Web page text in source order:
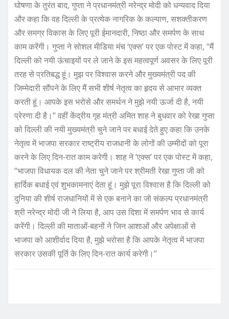
घोषणा के तुरंत बाद, गुप्ता ने प्रधानमंत्री नरेन्द्र मोदी को धन्यवाद दिया
और कहा कि वह दिल्ली के प्रत्येक नागरिक के कल्याण, सशक्तीकरण
और समग्र विकास के लिए पूरी ईमानदारी, निष्ठा और समर्पण के साथ
काम करेंगी। गुप्ता ने सोशल मीडिया मंच ‘एक्स’ पर एक पोस्ट में कहा, ‘‘मैं
दिल्ली को नयी ऊंचाइयों पर ले जाने के इस महत्वपूर्ण अवसर के लिए पूरी
तरह से प्रतिबद्ध हूं। मुझ पर विश्वास करने और मुख्यमंत्री पद की
जिम्मेदारी सौंपने के लिए मैं सभी शीर्ष नेतृत्व का हृदय से आभार व्यक्त
करती हूं। आपके इस भरोसे और समर्थन ने मुझे नयी ऊर्जा दी है, नयी
प्रेरणा दी है।’’ वहीं केंद्रीय गृह मंत्री अमित शाह ने बुधवार को रेखा गुप्ता
को दिल्ली की नयी मुख्यमंत्री चुने जाने पर बधाई देते हुए कहा कि उनके
नेतृत्व में भाजपा सरकार राष्ट्रीय राजधानी के लोगों की उम्मीदों को पूरा
करने के लिए दिन-रात काम करेगी। शाह ने ‘एक्स’ पर एक पोस्ट में कहा,
‘‘भाजपा विधायक दल की नेता चुने जाने पर श्रीमती रेखा गुप्ता जी को
हार्दिक बधाई एवं शुभकामनाएं देता हूं। मुझे पूरा विश्वास है कि दिल्ली को
दुनिया की शीर्ष राजधानियों में से एक बनाने का जो संकल्प प्रधानमंत्री
श्री नरेन्द्र मोदी जी ने लिया है, आप उस दिशा में समर्पण भाव से कार्य
करेंगी। दिल्ली की माताओं-बहनों ने जिन आशाओं और अपेक्षाओं से
भाजपा को आशीर्वाद दिया है, मुझे भरोसा है कि आपके नेतृत्व में भाजपा
सरकार उसकी पूर्ति के लिए दिन-रात कार्य करेगी।’’